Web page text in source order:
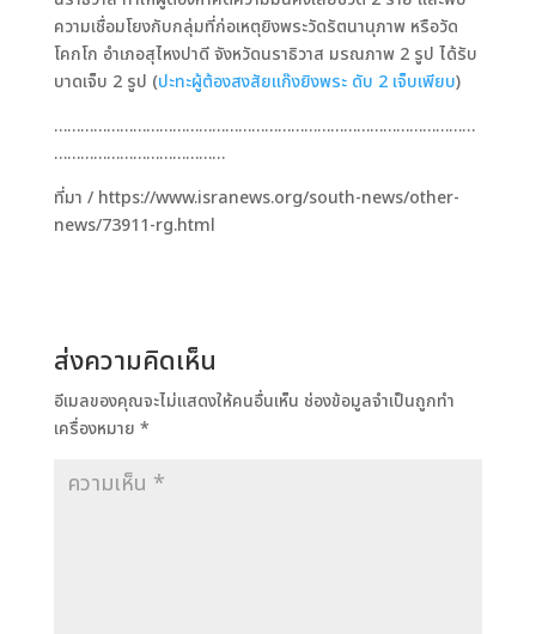
ความเชื่อมโยงกับกลุ่มที่ก่อเหตุยิงพระวัดรัตนานุภาพ หรือวัด
โคกโก อำเภอสุไหงปาดี จังหวัดนราธิวาส มรณภาพ 2 รูป ได้รับ
บาดเจ็บ 2 รูป (ปะทะผู้ต้องสงสัยแก๊งยิงพระ ดับ 2 เจ็บเพียบ)
……………………………………………………………………………………
…………………………………
ที่มา / https://www.isranews.org/south-news/other-
news/73911-rg.html
ส่งความคิดเห็น
อีเมลของคุณจะไม่แสดงให้คนอื่นเห็น ช่องข้อมูลจำเป็นถูกทำ
เครื่องหมาย *